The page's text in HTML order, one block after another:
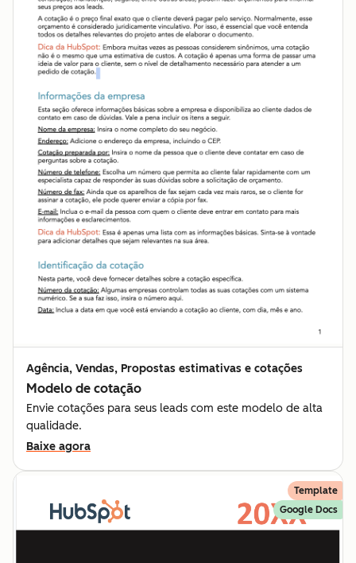
Agência, Vendas, Propostas estimativas e cotações
Modelo de cotação
Envie cotações para seus leads com este modelo de alta
qualidade.
Baixe agora
Template
Google Docs